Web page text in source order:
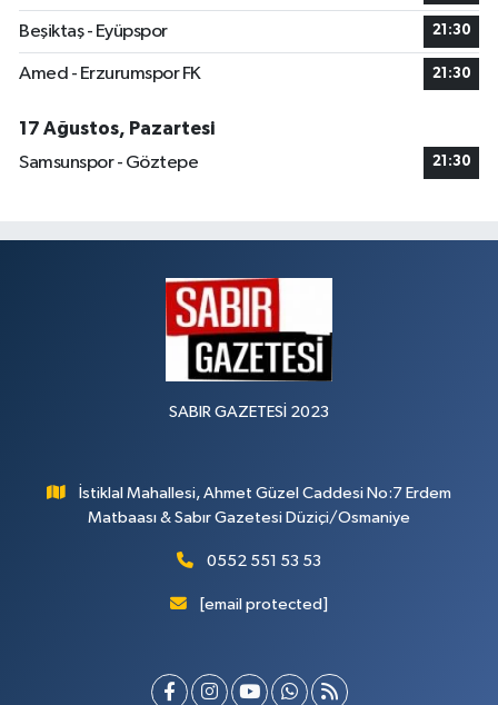
Beşiktaş - Eyüpspor 21:30
Amed - Erzurumspor FK 21:30
17 Ağustos, Pazartesi
Samsunspor - Göztepe
21:30
SABIR GAZETESİ 2023
İstiklal Mahallesi, Ahmet Güzel Caddesi No:7 Erdem
Matbaası & Sabır Gazetesi Düziçi/Osmaniye
0552 551 53 53
[email protected]